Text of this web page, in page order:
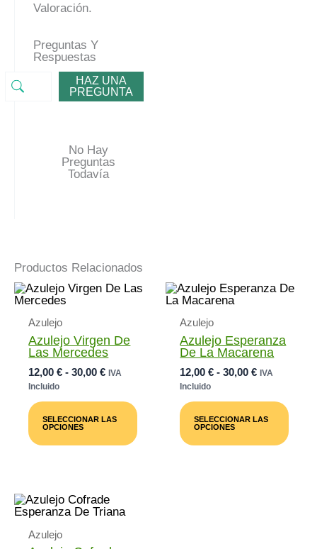
Valoración.
Preguntas Y
Respuestas
HAZ UNA
PREGUNTA
No Hay
Preguntas
Todavía
Productos Relacionados
Azulejo
Azulejo Virgen De
Las Mercedes
12,00€ - 30,00€Rango
Desde
12,00 €
Hasta
IVA
Incluido
SELECCIONAR LAS
OPCIONES
Producto
Múltiples
Azulejo
Azulejo Esperanza
De La Macarena
12,00€ - 30,00€Rango
Desde
12,00 €
Hasta
IVA
Incluido
SELECCIONAR LAS
OPCIONES
Azulejo